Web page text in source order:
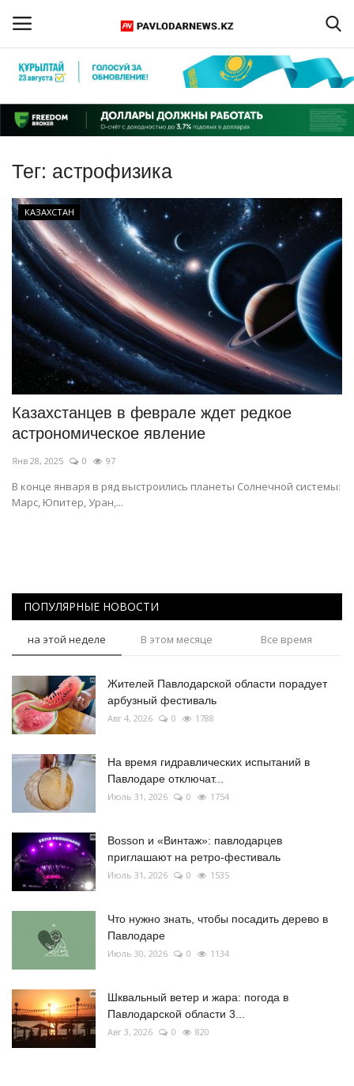
Регистрация
Главная
Обратная связь
ПАВЛОДАРСКАЯ ОБЛАСТЬ
КАЗАХСТАН
МИР
СПЕЦПРОЕКТЫ
СПОРТ
Чек-лист
РАЗВЛЕЧЕНИЯ
OFFICIAL
Қазақша Русский
Тег: астрофизика
КАЗАХСТАН
Казахстанцев в феврале ждет редкое
астрономическое явление
Янв 28, 2025 0 97
В конце января в ряд выстроились планеты Солнечной системы:
Марс, Юпитер, Уран,...
ПОПУЛЯРНЫЕ НОВОСТИ
на этой неделе В этом месяце Все время
Жителей Павлодарской области порадует
арбузный фестиваль
Авг 4, 2026 0 1788
На время гидравлических испытаний в
Павлодаре отключат...
Июль 31, 2026 0 1754
Bosson и «Винтаж»: павлодарцев
приглашают на ретро-фестиваль
Июль 31, 2026 0 1535
Что нужно знать, чтобы посадить дерево в
Павлодаре
Июль 30, 2026 0 1134
Шквальный ветер и жара: погода в
Павлодарской области 3...
Авг 3, 2026 0 820